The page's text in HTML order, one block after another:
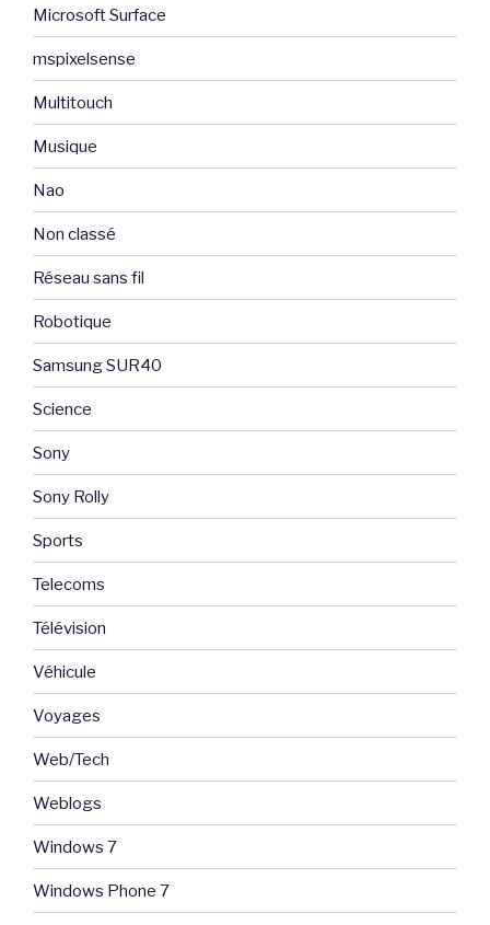
Microsoft Surface
mspixelsense
Multitouch
Musique
Nao
Non classé
Réseau sans fil
Robotique
Samsung SUR40
Science
Sony
Sony Rolly
Sports
Telecoms
Télévision
Véhicule
Voyages
Web/Tech
Weblogs
Windows 7
Windows Phone 7